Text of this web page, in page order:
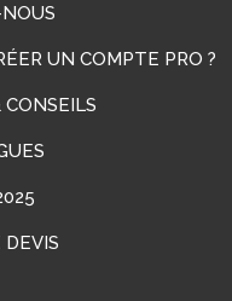
UN COMPTE PRO ?